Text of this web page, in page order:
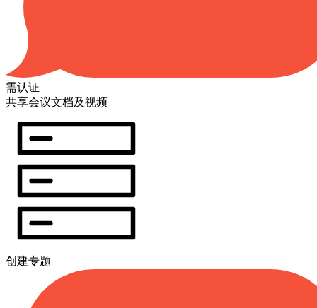
需认证
共享会议文档及视频
创建专题